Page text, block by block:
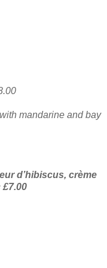
mandarine and bay
d’hibiscus, crème